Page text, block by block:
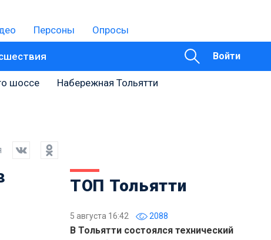
Персоны Опросы
Войти
шоссе
Набережная Тольятти
ТОП Тольятти
5 августа 16:42 2088
В Тольятти состоялся технический